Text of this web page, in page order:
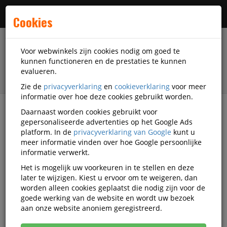
filter
Printer supplies Toners Transfer belt
Transfer belt
Populariteit
Cookies
Voor webwinkels zijn cookies nodig om goed te
kunnen functioneren en de prestaties te kunnen
evalueren.
Zie de privacyverklaring en cookieverklaring voor meer
informatie over hoe deze cookies gebruikt worden.
Daarnaast worden cookies gebruikt voor
gepersonaliseerde advertenties op het Google Ads
platform. In de privacyverklaring van Google kunt u
meer informatie vinden over hoe Google persoonlijke
informatie verwerkt.
Het is mogelijk uw voorkeuren in te stellen en deze
later te wijzigen. Kiest u ervoor om te weigeren, dan
worden alleen cookies geplaatst die nodig zijn voor de
goede werking van de website en wordt uw bezoek
aan onze website anoniem geregistreerd.